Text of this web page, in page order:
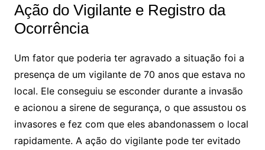
Ação do Vigilante e Registro da
Ocorrência
Um fator que poderia ter agravado a situação foi a
presença de um vigilante de 70 anos que estava no
local. Ele conseguiu se esconder durante a invasão
e acionou a sirene de segurança, o que assustou os
invasores e fez com que eles abandonassem o local
rapidamente. A ação do vigilante pode ter evitado